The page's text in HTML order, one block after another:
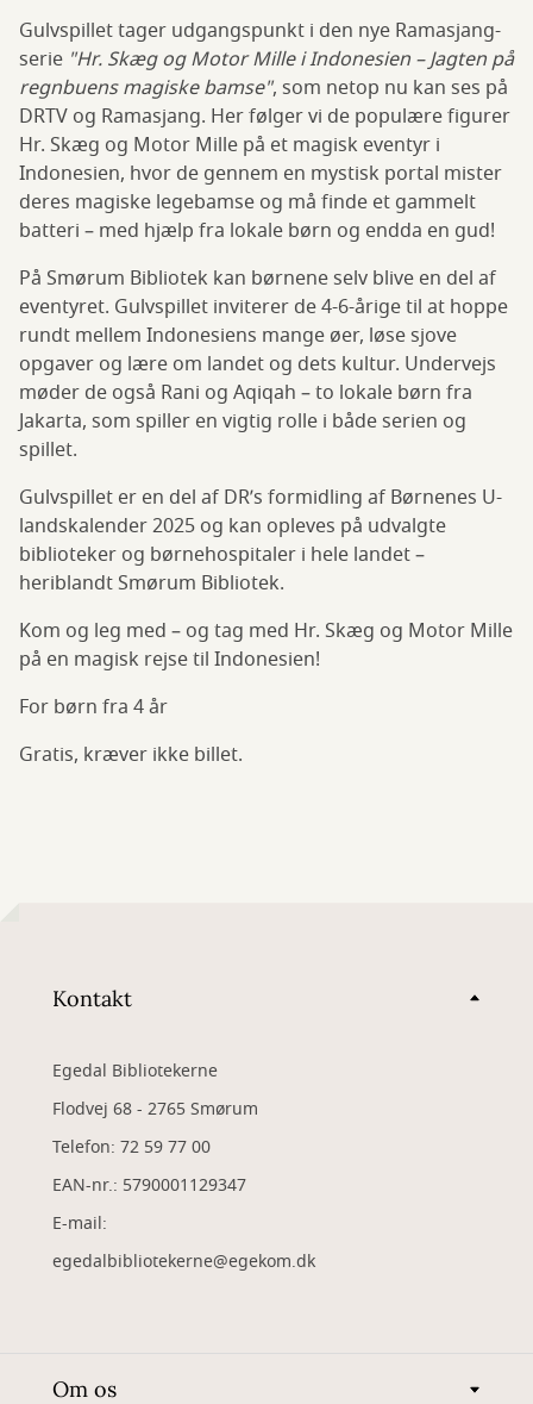
Gulvspillet tager udgangspunkt i den nye Ramasjang-
serie "Hr. Skæg og Motor Mille i Indonesien – Jagten på
regnbuens magiske bamse", som netop nu kan ses på
DRTV og Ramasjang. Her følger vi de populære figurer
Hr. Skæg og Motor Mille på et magisk eventyr i
Indonesien, hvor de gennem en mystisk portal mister
deres magiske legebamse og må finde et gammelt
batteri – med hjælp fra lokale børn og endda en gud!
På Smørum Bibliotek kan børnene selv blive en del af
eventyret. Gulvspillet inviterer de 4-6-årige til at hoppe
rundt mellem Indonesiens mange øer, løse sjove
opgaver og lære om landet og dets kultur. Undervejs
møder de også Rani og Aqiqah – to lokale børn fra
Jakarta, som spiller en vigtig rolle i både serien og
spillet.
Gulvspillet er en del af DR’s formidling af Børnenes U-
landskalender 2025 og kan opleves på udvalgte
biblioteker og børnehospitaler i hele landet –
heriblandt Smørum Bibliotek.
Kom og leg med – og tag med Hr. Skæg og Motor Mille
på en magisk rejse til Indonesien!
For børn fra 4 år
Gratis, kræver ikke billet.
Kontakt
Egedal Bibliotekerne
Flodvej 68 - 2765 Smørum
Telefon: 72 59 77 00
EAN-nr.: 5790001129347
​E-mail:
egedalbibliotekerne@egekom.dk
Om os